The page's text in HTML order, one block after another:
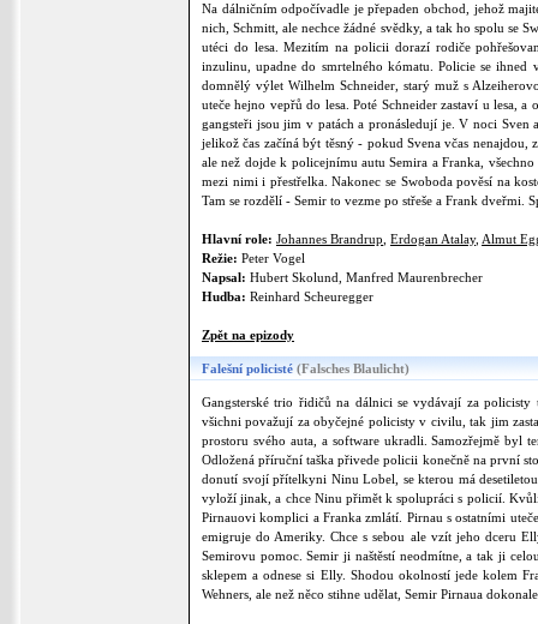
Na dálničním odpočívadle je přepaden obchod, jehož
nich, Schmitt, ale nechce žádné svědky, a tak ho spolu se
utéci do lesa. Mezitím na policii dorazí rodiče
inzulinu, upadne do smrtelného kómatu. Policie se
domnělý výlet Wilhelm Schneider, starý muž s
uteče hejno vepřů do lesa. Poté Schneider zastaví u lesa,
gangsteři jsou jim v patách a pronásledují je. V noci Sven
jelikož čas začíná být těsný - pokud Svena včas nenajdou,
ale než dojde k policejnímu autu Semira a Franka,
mezi nimi i přestřelka. Nakonec se Swoboda pověsí na
Tam se rozdělí - Semir to vezme po střeše a Frank dveřmi.
Hlavní role: Johannes Brandrup Erdogan Atalay, Almut
Režie: Peter Vogel
Napsal: Hubert Skolund, Manfred Maurenbrecher
Hudba: Reinhard Scheuregger
Zpět na epizody
Falešní policisté (Falsches Blaulicht)
Gangsterské trio řidičů na dálnici se vydávají za
všichni považují za obyčejné policisty v civilu, tak jim
prostoru svého auta, a software ukradli. Samozřejmě byl
Odložená příruční taška přivede policii konečně na první
donutí svojí přítelkyni Ninu Lobel, se kterou má
vyloží jinak, a chce Ninu přimět k spolupráci s policií.
Pirnauovi komplici a Franka zmlátí. Pirnau s ostatními
emigruje do Ameriky. Chce s sebou ale vzít jeho dceru
Semirovu pomoc. Semir ji naštěstí neodmítne, a tak ji
sklepem a odnese si Elly. Shodou okolností jede kolem
Wehners, ale než něco stihne udělat, Semir Pirnaua